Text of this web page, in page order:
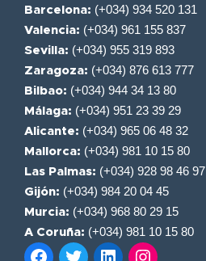
Barcelona: (+034) 934 520 131
Valencia: (+034) 961 155 837
Sevilla: (+034) 955 319 893
Zaragoza: (+034) 876 613 777
Bilbao: (+034) 944 34 13 80
Málaga: (+034) 951 23 39 29
Alicante: (+034) 965 06 48 32
Mallorca: (+034) 981 10 15 80
Las Palmas: (+034) 928 98 46 97
Gijón: (+034) 984 20 04 45
Murcia: (+034) 968 80 29 15
A Coruña: (+034) 981 10 15 80